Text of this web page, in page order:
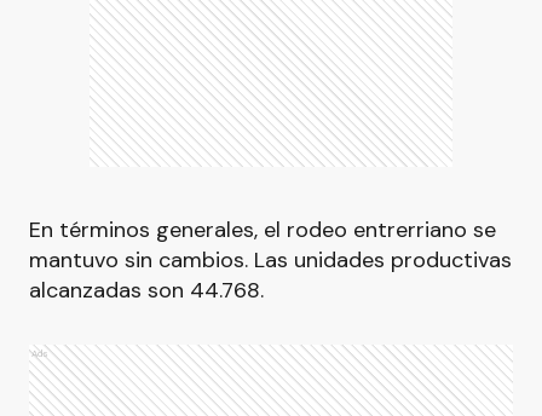
En términos generales, el rodeo entrerriano se
mantuvo sin cambios. Las unidades productivas
alcanzadas son 44.768.
Ads